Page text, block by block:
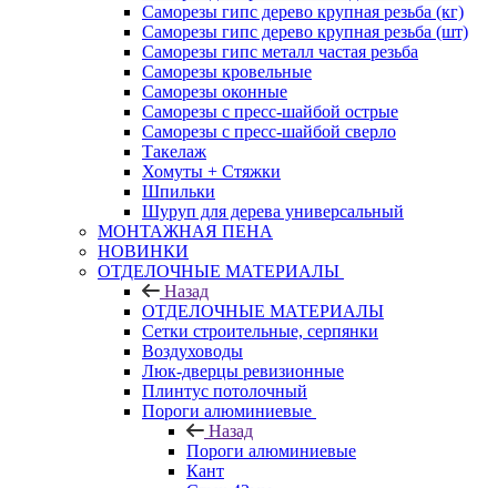
Саморезы гипс дерево крупная резьба (кг)
Саморезы гипс дерево крупная резьба (шт)
Саморезы гипс металл частая резьба
Саморезы кровельные
Саморезы оконные
Саморезы с пресс-шайбой острые
Саморезы с пресс-шайбой сверло
Такелаж
Хомуты + Стяжки
Шпильки
Шуруп для дерева универсальный
МОНТАЖНАЯ ПЕНА
НОВИНКИ
ОТДЕЛОЧНЫЕ МАТЕРИАЛЫ
Назад
ОТДЕЛОЧНЫЕ МАТЕРИАЛЫ
Сетки строительные, серпянки
Воздуховоды
Люк-дверцы ревизионные
Плинтус потолочный
Пороги алюминиевые
Назад
Пороги алюминиевые
Кант